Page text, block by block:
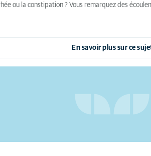
ou la constipation ? Vous remarquez des
En savoir plus sur ce